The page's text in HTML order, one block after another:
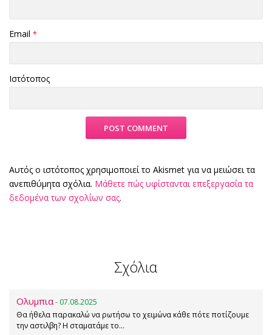
Email *
Ιστότοπος
Αυτός ο ιστότοπος χρησιμοποιεί το Akismet για να μειώσει τα
ανεπιθύμητα σχόλια. Μάθετε πώς υφίστανται επεξεργασία τα
δεδομένα των σχολίων σας.
Σχόλια
Ολυμπια- 07.08.2025
Θα ήθελα παρακαλώ να ρωτήσω το χειμώνα κάθε πότε ποτίζουμε
την αστιλβη? Η σταματάμε το…